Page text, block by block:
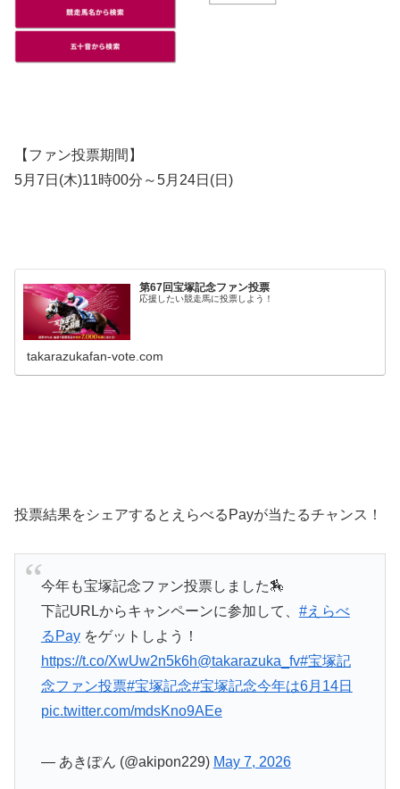
【ファン投票期間】
5月7日(木)11時00分～5月24日(日)
第67回宝塚記念ファン投票
応援したい競走馬に投票しよう！
takarazukafan-vote.com
投票結果をシェアするとえらべるPayが当たるチャンス！
今年も宝塚記念ファン投票しました🏇
下記URLからキャンペーンに参加して、 #えらべ
るPayをゲットしよう！
https://t.co/XwUw2n5k6h@takarazuka_fv#宝塚記
念ファン投票#宝塚記念#宝塚記念今年は6月14日
pic.twitter.com/mdsKno9AEe
— あきぽん (@akipon229) May 7, 2026